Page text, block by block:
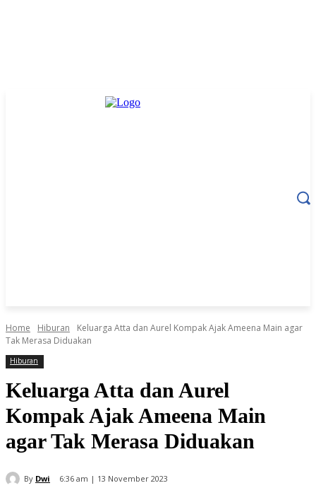
Home Hiburan
Keluarga Atta dan Aurel Kompak Ajak Ameena Main agar
Tak Merasa Diduakan
Hiburan
Keluarga Atta dan Aurel
Kompak Ajak Ameena Main
agar Tak Merasa Diduakan
By Dwi 6:36 am | 13 November 2023